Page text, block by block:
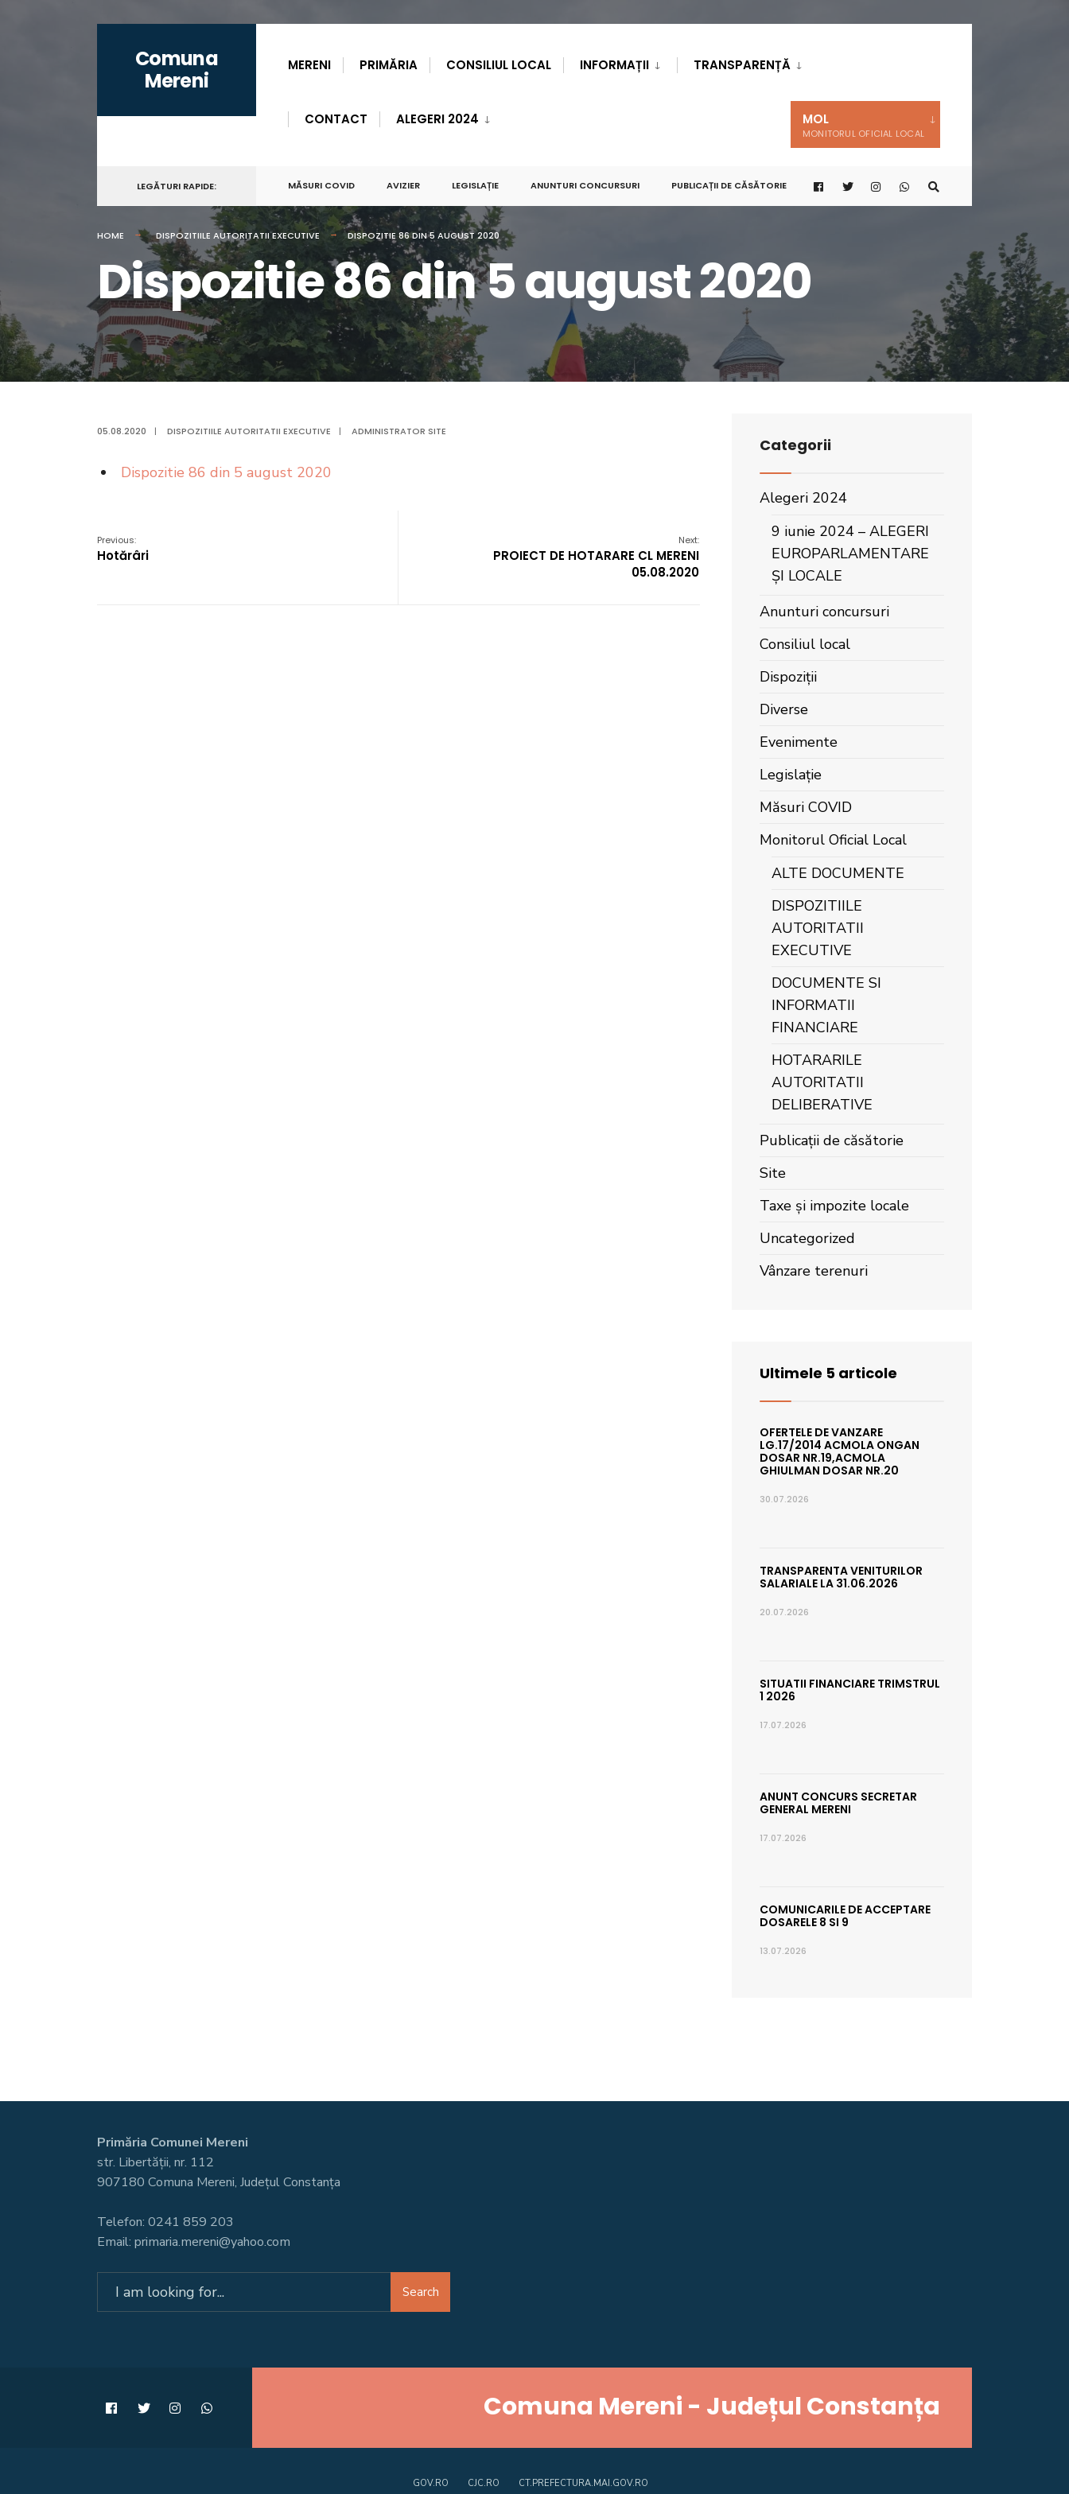
content
Comuna
Mereni
MERENI PRIMĂRIA CONSILIUL LOCAL INFORMAȚII TRANSPARENȚĂ
MOL
MONITORUL OFICIAL LOCAL
CONTACT ALEGERI 2024
LEGĂTURI RAPIDE: MĂSURI COVID AVIZIER LEGISLAȚIE ANUNTURI CONCURSURI PUBLICAȚII DE CĂSĂTORIE
HOME DISPOZITIILE AUTORITATII EXECUTIVE DISPOZITIE 86 DIN 5 AUGUST 2020
Dispozitie 86 din 5 august 2020
05.08.2020 | DISPOZITIILE AUTORITATII EXECUTIVE | ADMINISTRATOR SITE
Dispozitie 86 din 5 august 2020
Previous:
Hotărâri
Next:
PROIECT DE HOTARARE CL MERENI
05.08.2020
Categorii
Alegeri 2024
9 iunie 2024 – ALEGERI
EUROPARLAMENTARE
ȘI LOCALE
Anunturi concursuri
Consiliul local
Dispoziții
Diverse
Evenimente
Legislație
Măsuri COVID
Monitorul Oficial Local
ALTE DOCUMENTE
DISPOZITIILE
AUTORITATII
EXECUTIVE
DOCUMENTE SI
INFORMATII
FINANCIARE
HOTARARILE
AUTORITATII
DELIBERATIVE
Publicații de căsătorie
Site
Taxe și impozite locale
Uncategorized
Vânzare terenuri
Ultimele 5 articole
OFERTELE DE VANZARE
LG.17/2014 ACMOLA ONGAN
DOSAR NR.19,ACMOLA
GHIULMAN DOSAR NR.20
30.07.2026
TRANSPARENTA VENITURILOR
SALARIALE LA 31.06.2026
20.07.2026
SITUATII FINANCIARE TRIMSTRUL
1 2026
17.07.2026
ANUNT CONCURS SECRETAR
GENERAL MERENI
17.07.2026
COMUNICARILE DE ACCEPTARE
DOSARELE 8 SI 9
13.07.2026
Primăria Comunei Mereni
str. Libertății, nr. 112
907180 Comuna Mereni, Județul Constanța
Telefon: 0241 859 203
Email: primaria.mereni@yahoo.com
Search
Comuna Mereni - Județul Constanța
GOV.RO CJC.RO CT.PREFECTURA.MAI.GOV.RO